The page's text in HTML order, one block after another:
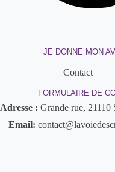
JE DONNE MON
Contact
FORMULAIRE DE
Adresse :Grande rue,
Email: